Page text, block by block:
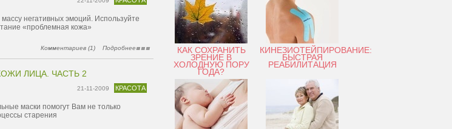
негативных эмоций. Используйте
«проблемная кожа»
Комментариев (1) Подробнее
ЛИЦА. ЧАСТЬ 2
КРАСОТА
21-11-2009
маски помогут Вам не только
старения
КАК СОХРАНИТЬ
ЗРЕНИЕ В
ХОЛОДНУЮ ПОРУ
ГОДА?
КИНЕЗИОТЕЙПИРОВАНИЕ:
БЫСТРАЯ
РЕАБИЛИТАЦИЯ